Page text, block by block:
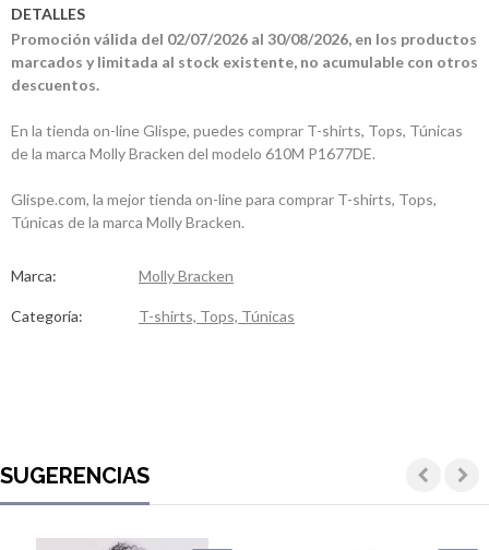
DETALLES
Promoción válida del 02/07/2026 al 30/08/2026, en los productos
marcados y limitada al stock existente, no acumulable con otros
descuentos.
En la tienda on-line Glispe, puedes comprar T-shirts, Tops, Túnicas
de la marca Molly Bracken del modelo 610M P1677DE.
Glispe.com, la mejor tienda on-line para comprar T-shirts, Tops,
Túnicas de la marca Molly Bracken.
Marca: Molly Bracken
Categoría: T-shirts, Tops, Túnicas
SUGERENCIAS